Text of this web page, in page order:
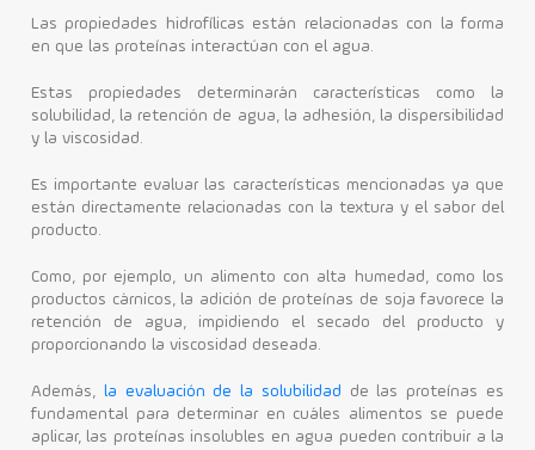
Las propiedades hidrofílicas están relacionadas con la forma
en que las proteínas interactúan con el agua.
Estas propiedades determinarán características como la
solubilidad, la retención de agua, la adhesión, la dispersibilidad
y la viscosidad.
Es importante evaluar las características mencionadas ya que
están directamente relacionadas con la textura y el sabor del
producto.
Como, por ejemplo, un alimento con alta humedad, como los
productos cárnicos, la adición de proteínas de soja favorece la
retención de agua, impidiendo el secado del producto y
proporcionando la viscosidad deseada.
Además, la evaluación de la solubilidad de las proteínas es
fundamental para determinar en cuáles alimentos se puede
aplicar, las proteínas insolubles en agua pueden contribuir a la